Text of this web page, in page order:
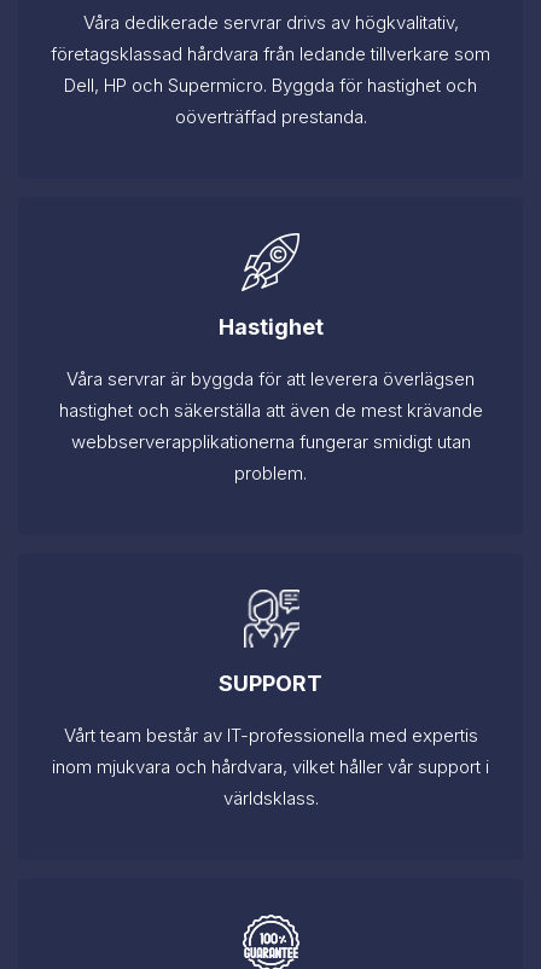
Våra dedikerade servrar drivs av högkvalitativ,
företagsklassad hårdvara från ledande tillverkare som
Dell, HP och Supermicro. Byggda för hastighet och
oöverträffad prestanda.
Hastighet
Våra servrar är byggda för att leverera överlägsen
hastighet och säkerställa att även de mest krävande
webbserverapplikationerna fungerar smidigt utan
problem.
SUPPORT
Vårt team består av IT-professionella med expertis
inom mjukvara och hårdvara, vilket håller vår support i
världsklass.